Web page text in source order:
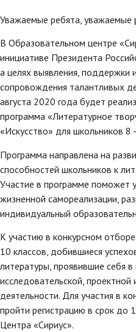
Уважаемые ребята, уважаемые
В Образовательном центре
инициативе Президента
а целях выявления, поддержки
сопровождения талантливых
августа 2020 года будет
программа «Литературное
«Искусство» для школьников 8
Программа направлена на
способностей школьников к
Участие в программе поможет
жизненной самореализации,
индивидуальный
К участию в конкурсном
10 классов, добившиеся
литературы, проявившие себя в
исследовательской,
деятельности. Для участия в
пройти регистрацию в срок до
Центра «Сириус».